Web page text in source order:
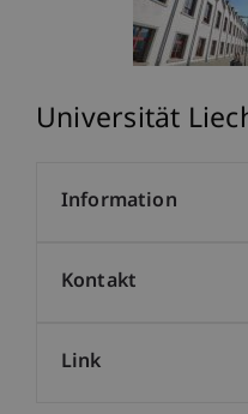
Universität
Information
Kontakt
Link